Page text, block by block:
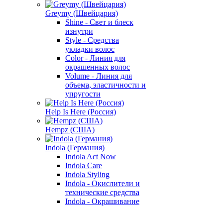
Greymy (Швейцария)
Shine - Свет и блеск
изнутри
Style - Средства
укладки волос
Color - Линия для
окрашенных волос
Volume - Линия для
объема, эластичности и
упругости
Help Is Here (Россия)
Hempz (США)
Indola (Германия)
Indola Act Now
Indola Care
Indola Styling
Indola - Окислители и
технические средства
Indola - Окрашивание